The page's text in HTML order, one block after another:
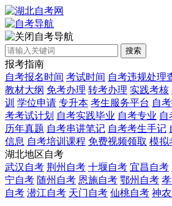
自考导航
搜索
报考指南
自考报名时间 考试时间 自考违规处理
教材大纲 免考办理 转考办理 实践考核
训 学位申请 专升本 考生服务平台 自
考考试计划 自考实践毕业 自考专业 自
历年真题 自考串讲笔记 自考考生手记
信息 自考培训课程 免费视频领取 模拟
湖北地区自考
武汉自考 荆州自考 十堰自考 宜昌自考
宁自考 随州自考 恩施自考 鄂州自考
自考 潜江自考 天门自考 仙桃自考 神